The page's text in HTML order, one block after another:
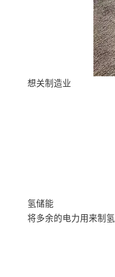
想关制造业
氢储能
将多余的电力用来制